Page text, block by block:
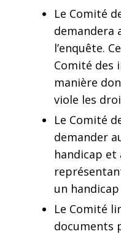
Le Comité
demandera
l’enquête.
Comité des
manière
viole les
Le Comité
demander
handicap et
un
Le Comité
documents